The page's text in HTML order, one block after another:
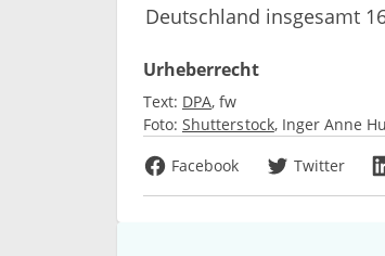
Deutschland insgesamt
Urheberrecht
Text: DPA fw
Foto: Shutterstock Inger Anne
Facebook
Twitter